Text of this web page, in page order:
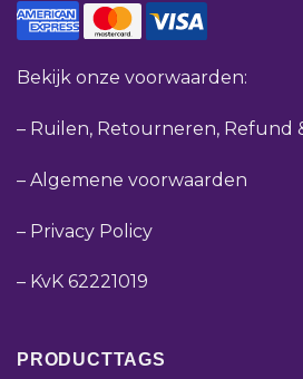
Bekijk onze voorwaarden:
– Ruilen, Retourneren, Refund
– Algemene voorwaarden
– Privacy Policy
– KvK 62221019
PRODUCTTAGS